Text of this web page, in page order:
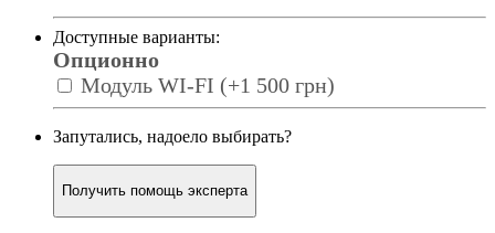
Доступные варианты:
Опционно
Модуль WI-FI (+1 500 грн)
Запутались, надоело выбирать?
Получить помощь эксперта